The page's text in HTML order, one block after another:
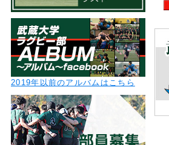
2019年以前のアルバムはこちら